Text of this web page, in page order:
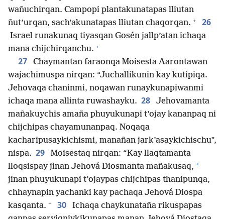
wañuchirqan. Campopi plantakunatapas lliutan
ñut’urqan, sach’akunatapas lliutan chaqorqan. + 26
Israel runakunaq tiyasqan Gosén jallp’atan ichaqa
mana chijchirqanchu. +
27
Chaymantan faraonqa Moisesta Aarontawan
wajachimuspa nirqan: “Juchallikunin kay kutipiqa.
Jehovaqa chaninmi, noqawan runaykunapiwanmi
ichaqa mana allinta ruwashayku. 28
Jehovamanta
mañakuychis amaña phuyukunapi t’ojay kananpaq ni
chijchipas chayamunanpaq. Noqaqa
kacharipusaykichismi, manañan jark’asaykichischu”,
nispa. 29
Moisestaq nirqan: “Kay llaqtamanta
lloqsispay jinan Jehová Diosmanta mañakusaq, *
jinan phuyukunapi t’ojaypas chijchipas thanipunqa,
chhaynapin yachanki kay pachaqa Jehová Diospa
kasqanta. + 30
Ichaqa chaykunataña rikuspapas